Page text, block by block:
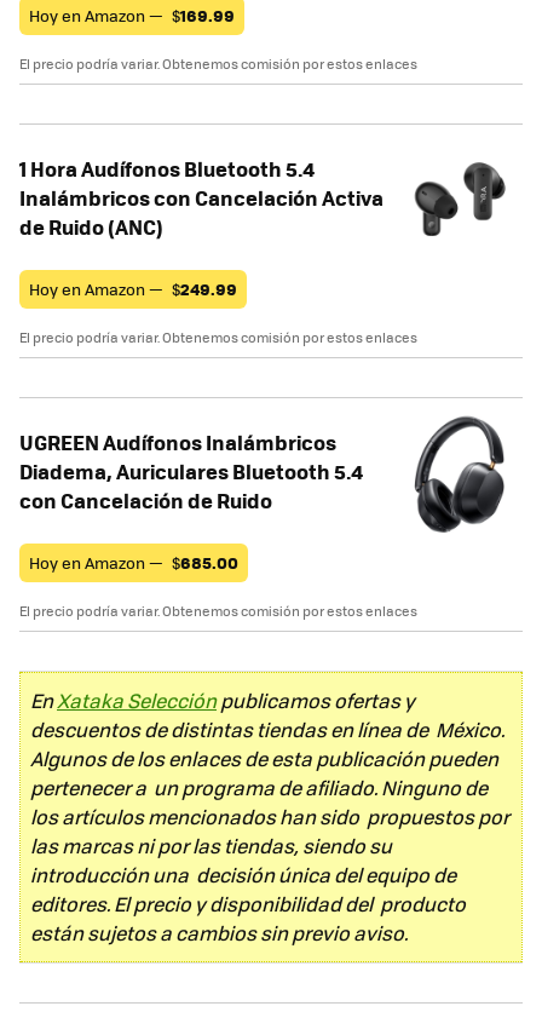
Hoy en Amazon — $169.99
El precio podría variar. Obtenemos comisión por estos enlaces
1 Hora Audífonos Bluetooth 5.4
Inalámbricos con Cancelación Activa
de Ruido (ANC)
Hoy en Amazon — $249.99
El precio podría variar. Obtenemos comisión por estos enlaces
UGREEN Audífonos Inalámbricos
Diadema, Auriculares Bluetooth 5.4
con Cancelación de Ruido
Hoy en Amazon — $685.00
El precio podría variar. Obtenemos comisión por estos enlaces
EnXataka Selecciónpublicamos ofertas y
descuentos de distintas tiendas en línea de México.
Algunos de los enlaces de esta publicación pueden
pertenecer a un programa de afiliado. Ninguno de
los artículos mencionados han sido propuestos por
las marcas ni por las tiendas, siendo su
introducción una decisión única del equipo de
editores. El precio y disponibilidad del producto
están sujetos a cambios sin previo aviso.